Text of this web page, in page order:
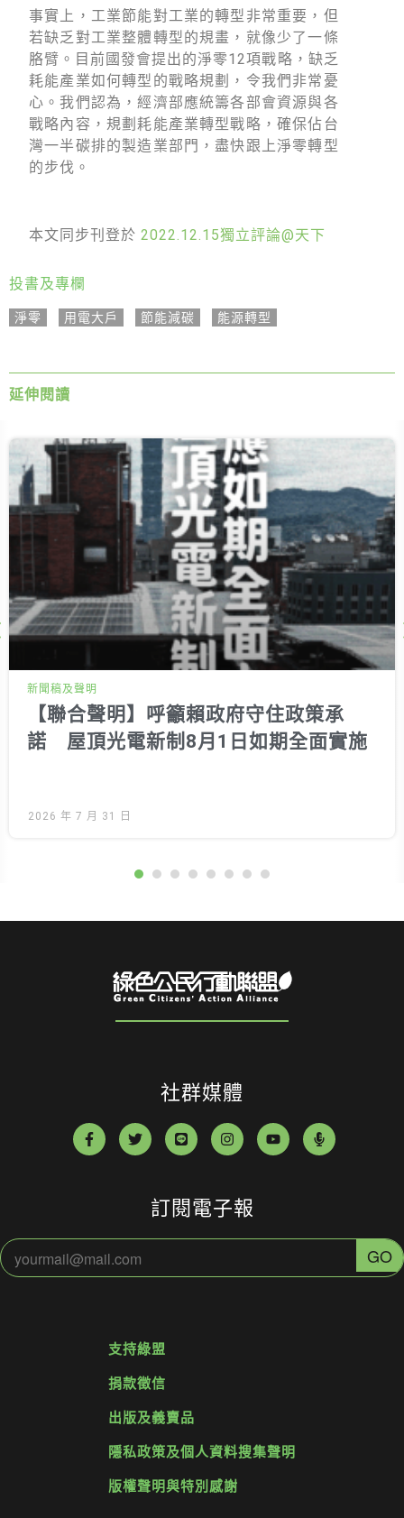
事實上，工業節能對工業的轉型非常重要，但
若缺乏對工業整體轉型的規畫，就像少了一條
胳臂。目前國發會提出的淨零12項戰略，缺乏
耗能產業如何轉型的戰略規劃，令我們非常憂
心。我們認為，經濟部應統籌各部會資源與各
戰略內容，規劃耗能產業轉型戰略，確保佔台
灣一半碳排的製造業部門，盡快跟上淨零轉型
的步伐。
本文同步刊登於 2022.12.15獨立評論@天下
投書及專欄
淨零 用電大戶 節能減碳 能源轉型
延伸閱讀
新聞稿及聲明
【聯合聲明】呼籲賴政府守住政策承
諾 屋頂光電新制8月1日如期全面實施
2026 年 7 月 31 日
Next
社群媒體
訂閱電子報
支持綠盟
捐款徵信
出版及義賣品
隱私政策及個人資料搜集聲明
版權聲明與特別感謝